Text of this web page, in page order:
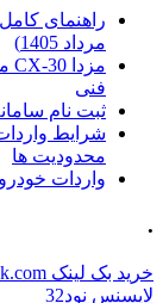
مرداد 1405)
فنی
ثبت نام
شرایط
محدودیت ها
واردات
.
خرید بک لینک behtarinbacklink.com
لایسنس نود32